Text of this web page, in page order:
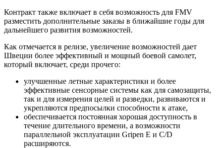
Контракт также включает в себя возможность для FMV
разместить дополнительные заказы в ближайшие годы для
дальнейшего развития возможностей.
Как отмечается в релизе, увеличение возможностей дает
Швеции более эффективный и мощный боевой самолет,
который включает, среди прочего:
улучшенные летные характеристики и более
эффективные сенсорные системы как для самозащиты,
так и для измерения целей и разведки, развиваются и
укрепляются предпосылки способности к атаке,
обеспечивается постоянная хорошая доступность в
течение длительного времени, а возможности
параллельной эксплуатации Gripen E и C/D
расширяются.